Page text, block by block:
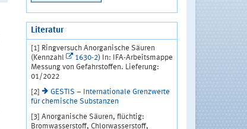
Literatur
[1] Ringversuch Anorganische Säuren
(Kennzahl
1630-2) In: IFA-Arbeitsmappe
Messung von Gefahrstoffen. Lieferung:
01/2022
[2]
GESTIS – Internationale Grenzwerte
für chemische Substanzen
[3] Anorganische Säuren, flüchtig:
Bromwasserstoff, Chlorwasserstoff,